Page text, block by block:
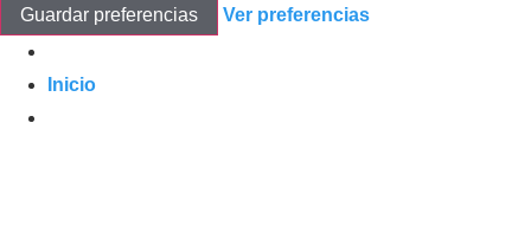
Guardar preferencias
Ver preferencias
Inicio